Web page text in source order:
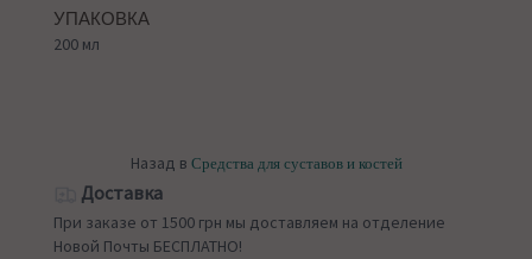
УПАКОВКА
200 мл
Назад в Средства для суставов и костей
Доставка
При заказе от 1500 грн мы доставляем на отделение
Новой Почты БЕСПЛАТНО!